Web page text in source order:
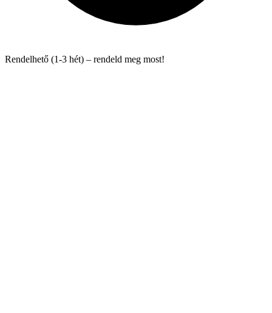
Rendelhető (1-3 hét) – rendeld meg most!